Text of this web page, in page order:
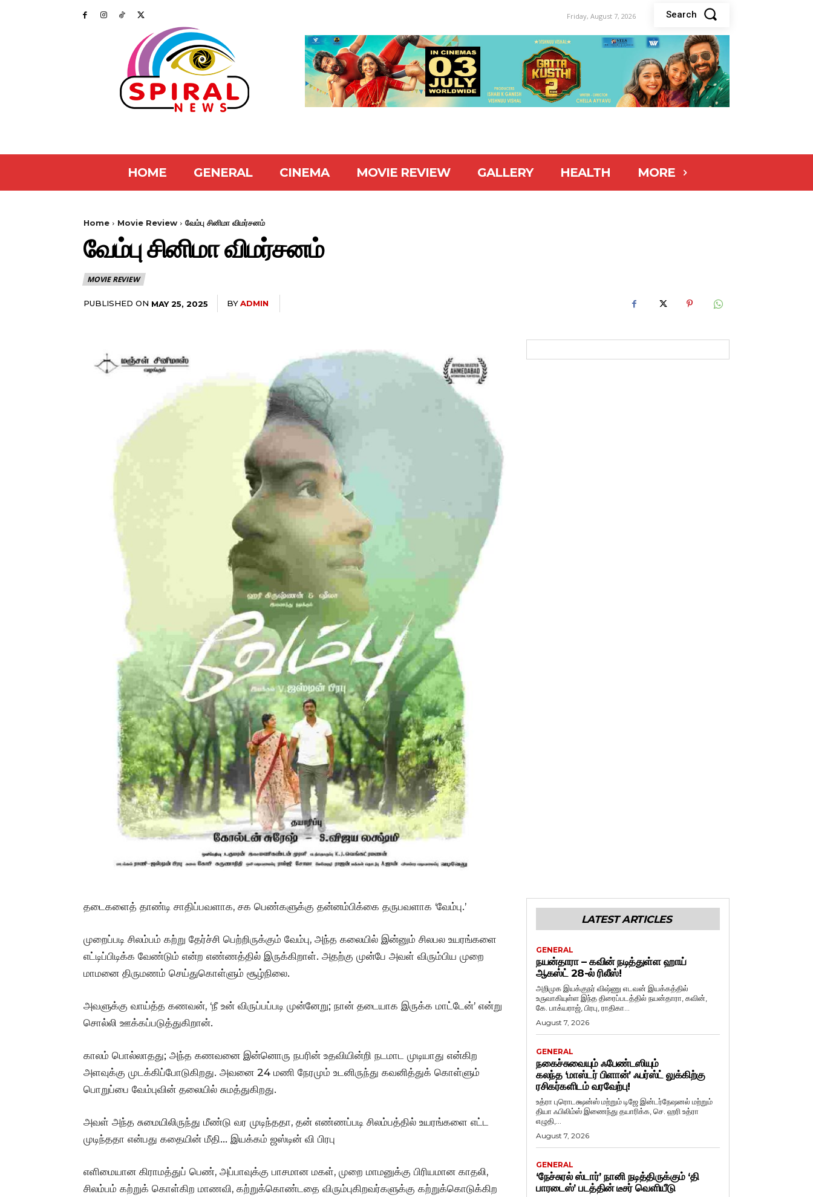
Friday, August 7, 2026 Search
HOME GENERAL CINEMA MOVIE REVIEW GALLERY HEALTH MORE
Home Movie Review வேம்பு சினிமா விமர்சனம்
வேம்பு சினிமா விமர்சனம்
MOVIE REVIEW
PUBLISHED ON MAY 25, 2025 BYADMIN
தடைகளைத் தாண்டி சாதிப்பவளாக, சக பெண்களுக்கு தன்னம்பிக்கை தருபவளாக ‘வேம்பு.’
முறைப்படி சிலம்பம் கற்று தேர்ச்சி பெற்றிருக்கும் வேம்பு, அந்த கலையில் இன்னும் சிலபல உயரங்களை
எட்டிப்பிடிக்க வேண்டும் என்ற எண்ணத்தில் இருக்கிறாள். அதற்கு முன்பே அவள் விரும்பிய முறை
மாமனை திருமணம் செய்துகொள்ளும் சூழ்நிலை.
அவளுக்கு வாய்த்த கணவன், ‘நீ உன் விருப்பப்படி முன்னேறு; நான் தடையாக இருக்க மாட்டேன்’ என்று
சொல்லி ஊக்கப்படுத்துகிறான்.
காலம் பொல்லாதது; அந்த கணவனை இன்னொரு நபரின் உதவியின்றி நடமாட முடியாது என்கிற
அளவுக்கு முடக்கிப்போடுகிறது. அவனை 24 மணி நேரமும் உடனிருந்து கவனித்துக் கொள்ளும்
பொறுப்பை வேம்புவின் தலையில் சுமத்துகிறது.
அவள் அந்த சுமையிலிருந்து மீண்டு வர முடிந்ததா, தன் எண்ணப்படி சிலம்பத்தில் உயரங்களை எட்ட
முடிந்ததா என்பது கதையின் மீதி… இயக்கம் ஜஸ்டின் வி பிரபு
எளிமையான கிராமத்துப் பெண், அப்பாவுக்கு பாசமான மகள், முறை மாமனுக்கு பிரியமான காதலி,
சிலம்பம் கற்றுக் கொள்கிற மாணவி, கற்றுக்கொண்டதை விரும்புகிறவர்களுக்கு கற்றுக்கொடுக்கிற
LATEST ARTICLES
GENERAL
நயன்தாரா – கவின் நடித்துள்ள ஹாய்
ஆகஸ்ட் 28-ல் ரிலீஸ்!
அறிமுக இயக்குநர் விஷ்ணு எடவன் இயக்கத்தில்
உருவாகியுள்ள இந்த திரைப்படத்தில் நயன்தாரா, கவின்,
கே. பாக்யராஜ், பிரபு, ராதிகா...
August 7, 2026
GENERAL
நகைச்சுவையும் ஃபேண்டஸியும்
கலந்த ‘மாஸ்டர் பிளான்’ ஃபர்ஸ்ட் லுக்கிற்கு
ரசிகர்களிடம் வரவேற்பு!
உத்ரா புரொடக்ஷன்ஸ் மற்றும் டிஜே இன்டர்நேஷனல் மற்றும்
தியா ஃபிலிம்ஸ் இணைந்து தயாரிக்க, செ. ஹரி உத்ரா
எழுதி,...
August 7, 2026
GENERAL
‘நேச்சுரல் ஸ்டார்’ நானி நடித்திருக்கும் ‘தி
பாரடைஸ்’ படத்தின் டீசர் வெளியீடு